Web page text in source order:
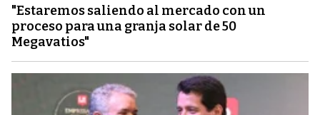
"Estaremos saliendo al mercado con un
proceso para una granja solar de 50
Megavatios"